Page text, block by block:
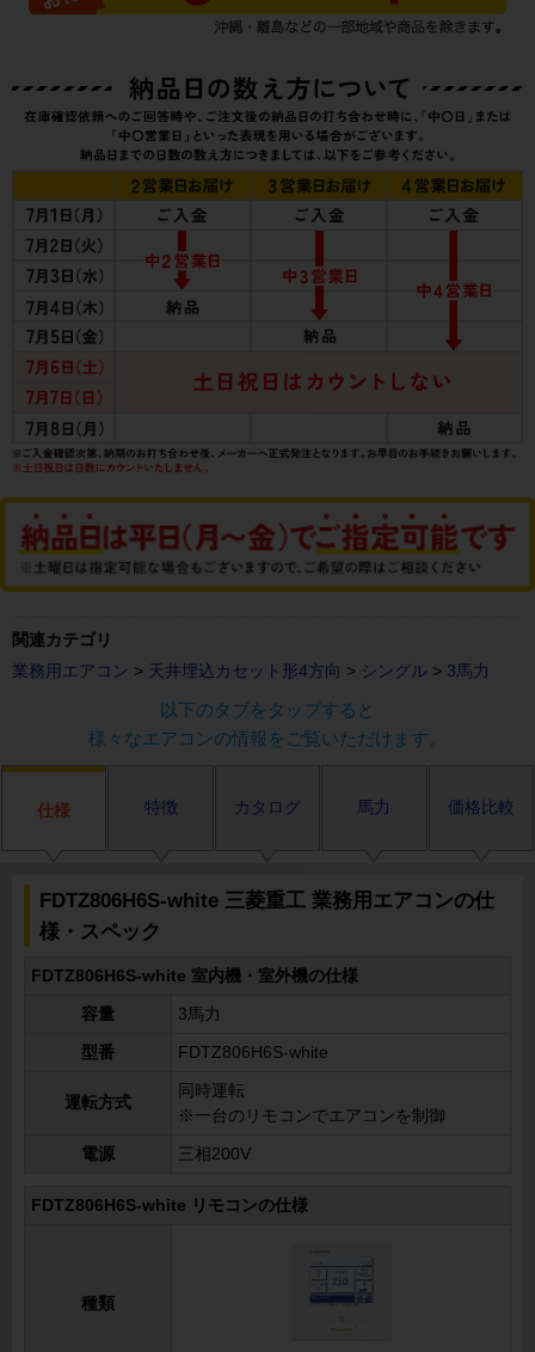
関連カテゴリ
業務用エアコン > 天井埋込カセット形4方向 > シングル > 3馬力
以下のタブをタップすると
様々なエアコンの情報をご覧いただけます。
仕様 特徴 カタログ 馬力 価格比較
FDTZ806H6S-white 三菱重工 業務用エアコンの仕
様・スペック
FDTZ806H6S-white 室内機・室外機の仕様
容量 3馬力
型番 FDTZ806H6S-white
運転方式
同時運転
※一台のリモコンでエアコンを制御
電源 三相200V
FDTZ806H6S-white リモコンの仕様
種類